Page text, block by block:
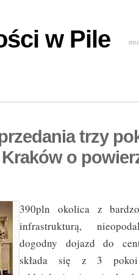
w Pile
trzy
o
390pln okolica z
infrastrukturą,
dogodny dojazd do
składa się z 3 pokoi